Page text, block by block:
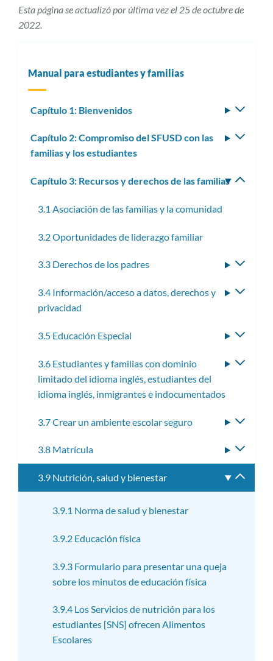
Esta página se actualizó por última vez el 25 de octubre de
2022.
Manual para estudiantes y familias
Capítulo 1: Bienvenidos
Capítulo 2: Compromiso del SFUSD con las
familias y los estudiantes
Capítulo 3: Recursos y derechos de las familias
3.1 Asociación de las familias y la comunidad
3.2 Oportunidades de liderazgo familiar
3.3 Derechos de los padres
3.4 Información/acceso a datos, derechos y
privacidad
3.5 Educación Especial
3.6 Estudiantes y familias con dominio
limitado del idioma inglés, estudiantes del
idioma inglés, inmigrantes e indocumentados
3.7 Crear un ambiente escolar seguro
3.8 Matrícula
3.9 Nutrición, salud y bienestar
3.9.1 Norma de salud y bienestar
3.9.2 Educación física
3.9.3 Formulario para presentar una queja
sobre los minutos de educación física
3.9.4 Los Servicios de nutrición para los
estudiantes [SNS] ofrecen Alimentos
Escolares